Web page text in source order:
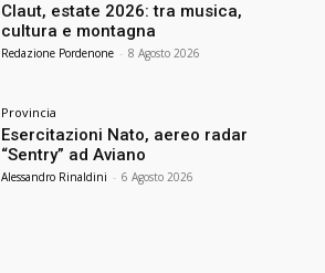
Claut, estate 2026: tra musica,
cultura e montagna
Redazione Pordenone - 8 Agosto 2026
Provincia
Esercitazioni Nato, aereo radar
“Sentry” ad Aviano
Alessandro Rinaldini - 6 Agosto 2026